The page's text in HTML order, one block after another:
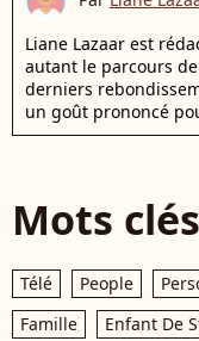
Liane Lazaar est
autant le parcours
derniers
un goût prononcé
Mots clés
Télé People
Famille
Enfant De